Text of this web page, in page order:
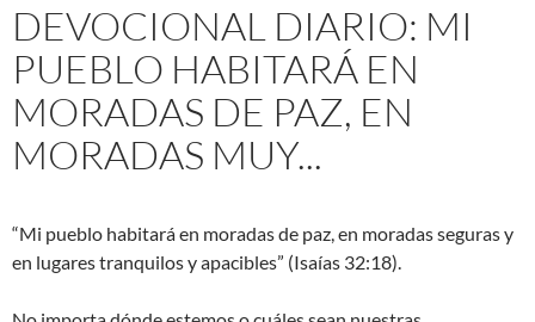
DEVOCIONAL DIARIO: MI
PUEBLO HABITARÁ EN
MORADAS DE PAZ, EN
MORADAS MUY...
“Mi pueblo habitará en moradas de paz, en moradas seguras y
en lugares tranquilos y apacibles” (Isaías 32:18).